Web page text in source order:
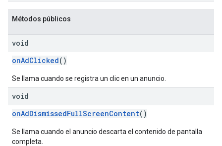
Métodos públicos
void
onAdClicked()
Se llama cuando se registra un clic en un anuncio.
void
onAdDismissedFullScreenContent()
Se llama cuando el anuncio descarta el contenido de pantalla
completa.